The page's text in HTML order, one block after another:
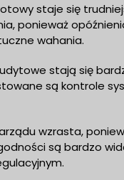
staje się
ponieważ
wahania.
stają się
są kontrole
wzrasta,
są bardzo